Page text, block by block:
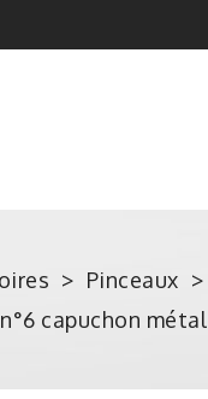
Pinceaux
n°6 capuchon métal